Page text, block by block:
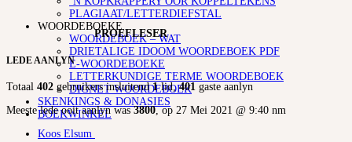
PLAGIAAT/LETTERDIEFSTAL
WOORDEBOEKE
WOORDEBOEK – WAT
DRIETALIGE IDOOM WOORDEBOEK PDF
E-WOORDEBOEKE
LETTERKUNDIGE TERME WOORDEBOEK
DIGNET WOORDEBOEK
SKENKINGS & DONASIES
BOEKWINKEL
PROEFLESER
LEDE AANLYN
Totaal 402 gebruikers insluitend1lid,401 gaste aanlyn
Meeste lede ooit aanlyn was3800, op 27 Mei 2021 @ 9:40 nm
Koos Elsum